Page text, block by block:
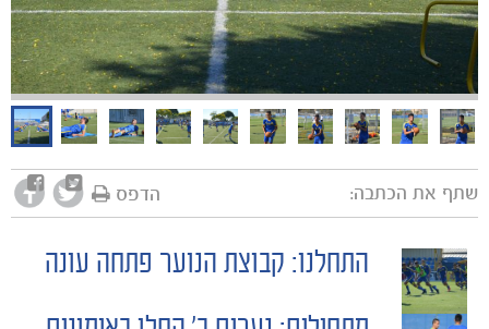
משחקים
ותוצאות
שתף את הכתבה: הדפס
POST
התחלנו: קבוצת הנוער פתחה עונה